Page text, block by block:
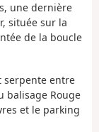
une dernière
située sur la
de la boucle
serpente entre
balisage Rouge
et le parking